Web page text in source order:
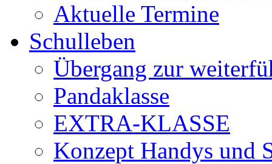
Aktuelle Termine
Schulleben
Übergang zur
Pandaklasse
EXTRA-KLASSE
Konzept Handys und